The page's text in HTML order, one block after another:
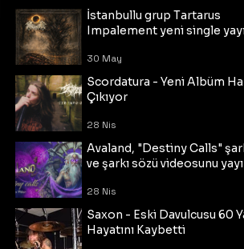
Tekli!
30 May
İstanbullu grup Tartarus
Impalement yeni single
30 May
Scordatura - Yeni Albüm
Çıkıyor
28 Nis
Avaland, "Destiny Calls"
ve şarkı sözü videosunu
28 Nis
Saxon - Eski Davulcusu 60
Hayatını Kaybetti